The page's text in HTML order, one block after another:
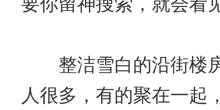
整洁雪白的沿街楼
人很多，有的聚在一起